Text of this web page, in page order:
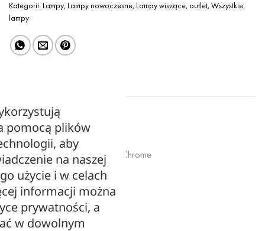
Kategorii: Lampy, Lampy nowoczesne, Lampy wiszące, outlet, Wszystkie
lampy
OPIS
Lampa wisząca Nora S31 – Chrome
Kolor: chromowana
Materiał: metal, szkło
pomocą plików
aby
na naszej
użycie i w celach
informacji można
prywatności, a
w dowolnym